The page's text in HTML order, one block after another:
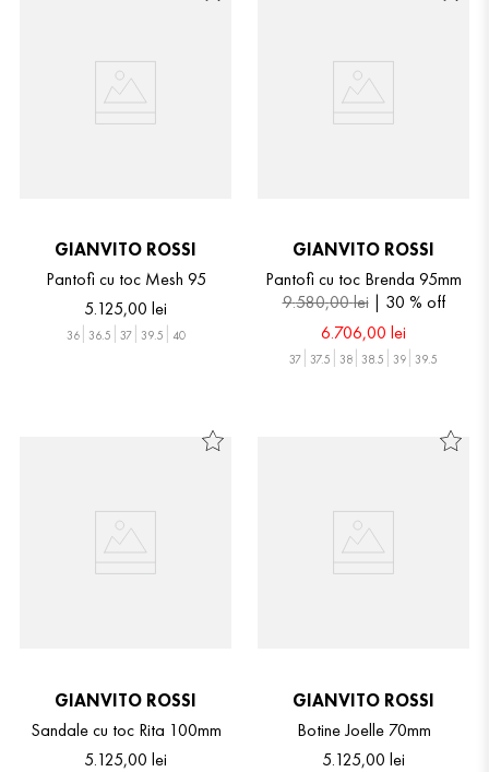
GIANVITO ROSSI
Pantofi cu toc Mesh 95
5.125,00 lei
36 36.5 37 39.5 40
GIANVITO ROSSI
Pantofi cu toc Brenda 95mm
9.580,00lei 30 % off
6.706,00 lei
37 37.5 38 38.5 39 39.5
GIANVITO ROSSI
Sandale cu toc Rita 100mm
5.125,00 lei
GIANVITO ROSSI
Botine Joelle 70mm
5.125,00 lei